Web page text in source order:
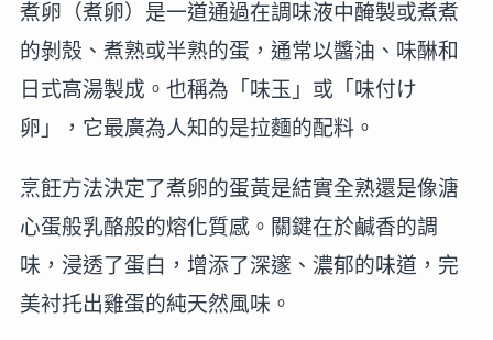
煮卵（煮卵）是一道通過在調味液中醃製或煮煮
的剝殼、煮熟或半熟的蛋，通常以醬油、味醂和
日式高湯製成。也稱為「味玉」或「味付け
卵」，它最廣為人知的是拉麵的配料。
烹飪方法決定了煮卵的蛋黃是結實全熟還是像溏
心蛋般乳酪般的熔化質感。關鍵在於鹹香的調
味，浸透了蛋白，增添了深邃、濃郁的味道，完
美衬托出雞蛋的純天然風味。